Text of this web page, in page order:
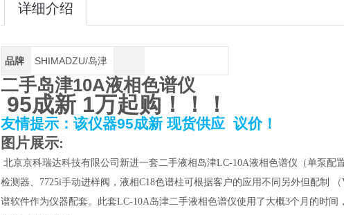
详细介绍
品牌 SHIMADZU/岛津
二手岛津10A液相色谱仪
95成新 1万起购！！！
友情提示：该仪器95成新 现货供应 议价！
图片展示:
北京京科瑞达科技有限公司新进一套二手液相岛津LC-10A液相色谱仪（单泵配
检测器、7725i手动进样阀，液相C18色谱柱可根据客户的应用不同另外但配制
谱软件作为仪器配套。此套LC-10A岛津二手液相色谱仪使用了大概3个月的时